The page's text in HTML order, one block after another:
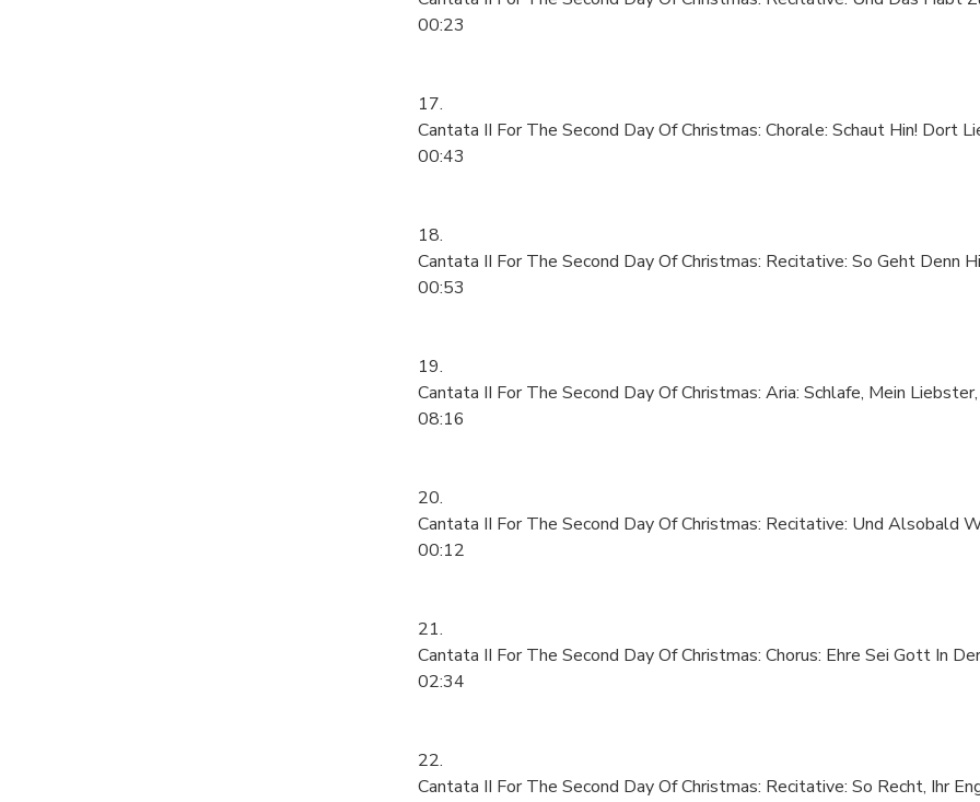
00:23
17.
Cantata II For The Second Day Of Christmas: Chorale: Schaut Hin! Dort
00:43
18.
Cantata II For The Second Day Of Christmas: Recitative: So Geht Denn
00:53
19.
Cantata II For The Second Day Of Christmas: Aria: Schlafe, Mein
08:16
20.
Cantata II For The Second Day Of Christmas: Recitative: Und Alsobald
00:12
21.
Cantata II For The Second Day Of Christmas: Chorus: Ehre Sei Gott In
02:34
22.
Cantata II For The Second Day Of Christmas: Recitative: So Recht, Ihr